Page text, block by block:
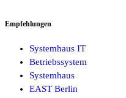
Empfehlungen
Systemhaus IT
Betriebssystem
Systemhaus
EAST Berlin